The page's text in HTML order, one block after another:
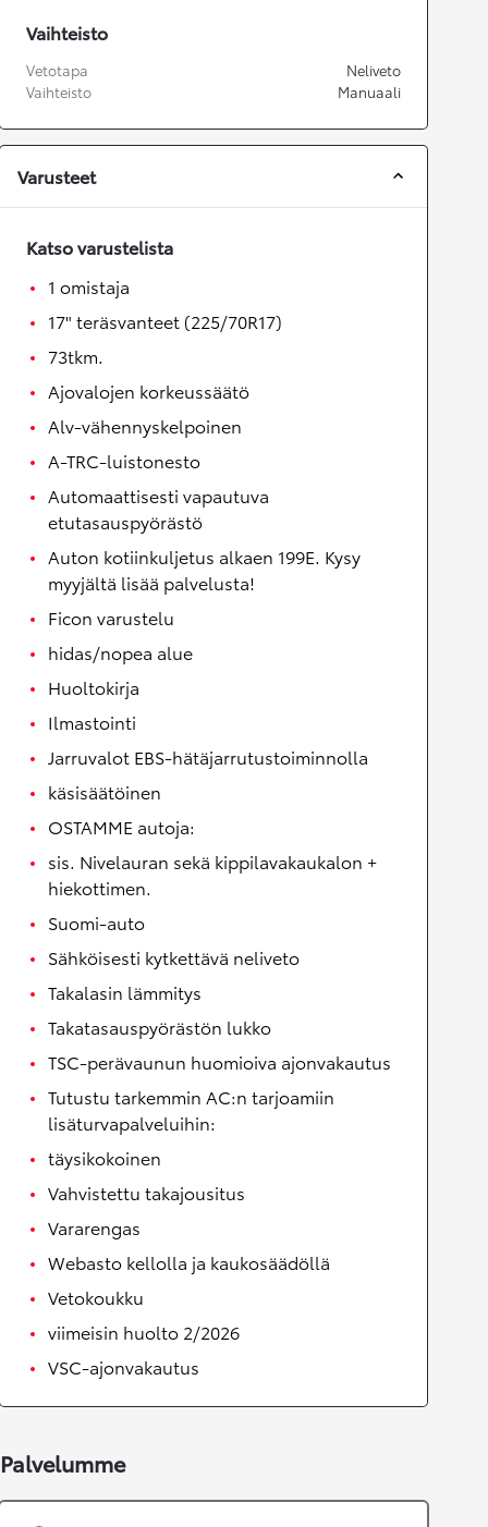
Vaihteisto
Vetotapa
Neliveto
Vaihteisto
Manuaali
Varusteet
Katso varustelista
1 omistaja
17" teräsvanteet (225/70R17)
73tkm.
Ajovalojen korkeussäätö
Alv-vähennyskelpoinen
A-TRC-luistonesto
Automaattisesti vapautuva
etutasauspyörästö
Auton kotiinkuljetus alkaen 199E. Kysy
myyjältä lisää palvelusta!
Ficon varustelu
hidas/nopea alue
Huoltokirja
Ilmastointi
Jarruvalot EBS-hätäjarrutustoiminnolla
käsisäätöinen
OSTAMME autoja:
sis. Nivelauran sekä kippilavakaukalon +
hiekottimen.
Suomi-auto
Sähköisesti kytkettävä neliveto
Takalasin lämmitys
Takatasauspyörästön lukko
TSC-perävaunun huomioiva ajonvakautus
Tutustu tarkemmin AC:n tarjoamiin
lisäturvapalveluihin:
täysikokoinen
Vahvistettu takajousitus
Vararengas
Webasto kellolla ja kaukosäädöllä
Vetokoukku
viimeisin huolto 2/2026
VSC-ajonvakautus
Palvelumme